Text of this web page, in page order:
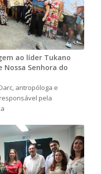
ao líder Tukano
Senhora do
antropóloga e
pela